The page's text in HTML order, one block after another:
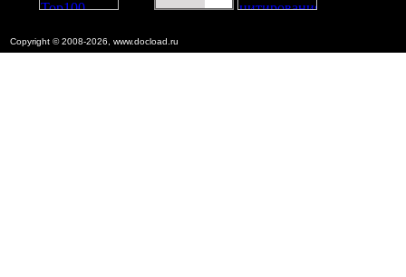
Copyright © 2008-2026, www.docload.ru